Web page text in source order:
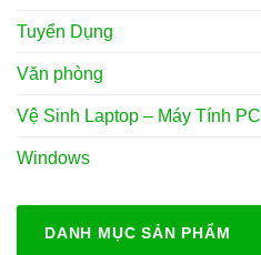
Tuyển Dụng
Văn phòng
Vệ Sinh Laptop – Máy Tính PC
Windows
DANH MỤC SẢN PHẨM